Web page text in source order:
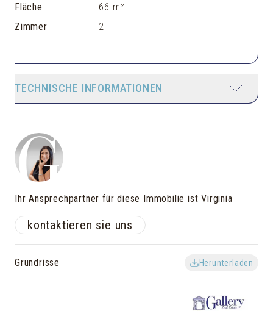
Fläche
66 m²
Zimmer
2
TECHNISCHE INFORMATIONEN
Ihr Ansprechpartner für diese Immobilie ist Virginia
kontaktieren sie uns
Grundrisse Herunterladen